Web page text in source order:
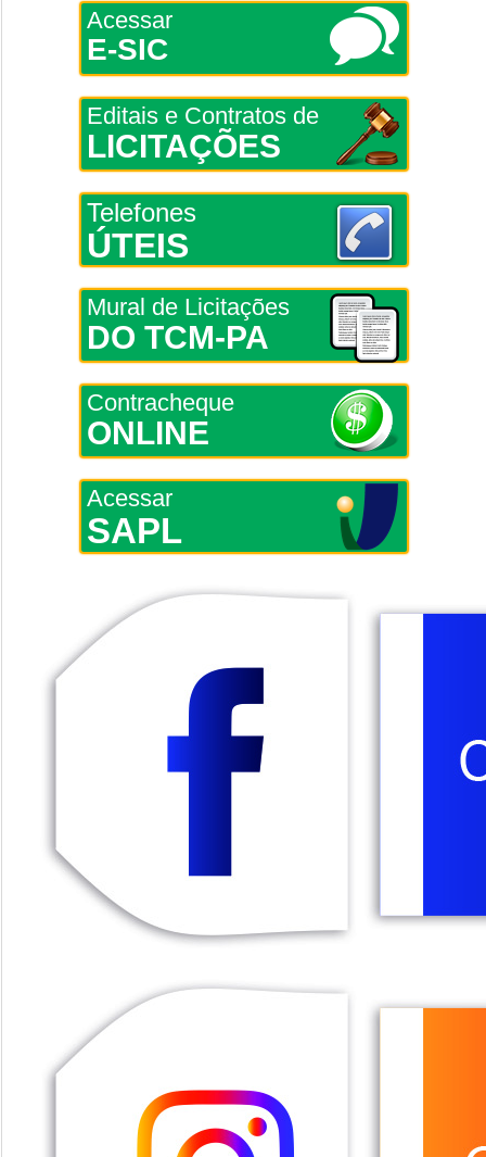
Acessar
E-SIC
Editais e Contratos de
LICITAÇÕES
Telefones
ÚTEIS
Mural de Licitações
DO TCM-PA
Contracheque
ONLINE
Acessar
SAPL